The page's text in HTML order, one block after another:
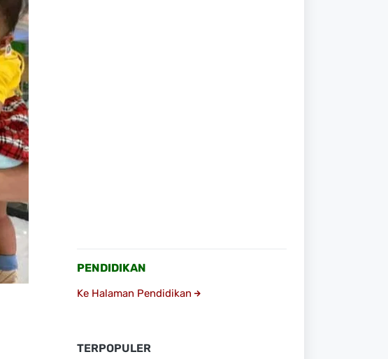
PENDIDIKAN
Ke Halaman Pendidikan
TERPOPULER